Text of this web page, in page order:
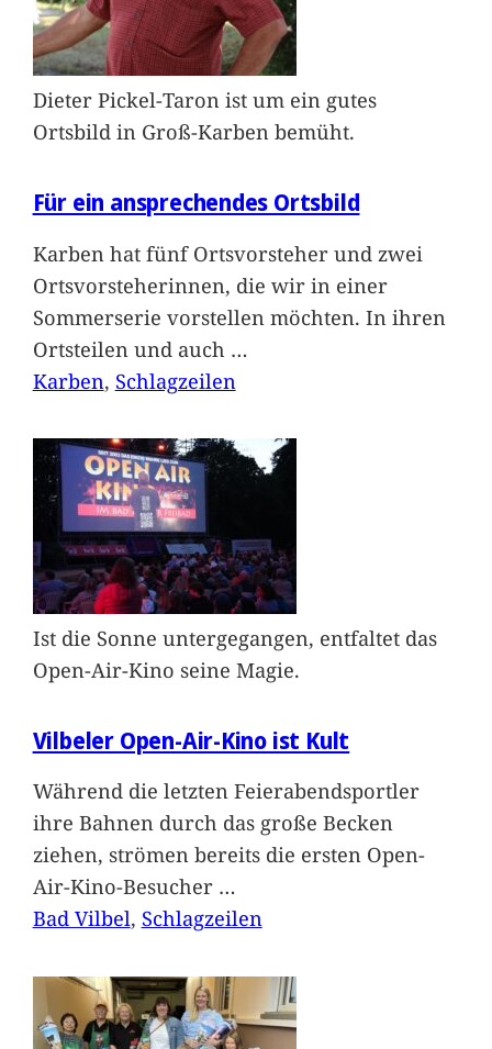
Dieter Pickel-Taron ist um ein gutes
Ortsbild in Groß-Karben bemüht.
Für ein ansprechendes Ortsbild
Karben hat fünf Ortsvorsteher und zwei
Ortsvorsteherinnen, die wir in einer
Sommerserie vorstellen möchten. In ihren
Ortsteilen und auch …
Karben, Schlagzeilen
Ist die Sonne untergegangen, entfaltet das
Open-Air-Kino seine Magie.
Vilbeler Open-Air-Kino ist Kult
Während die letzten Feierabendsportler
ihre Bahnen durch das große Becken
ziehen, strömen bereits die ersten Open-
Air-Kino-Besucher …
Bad Vilbel, Schlagzeilen